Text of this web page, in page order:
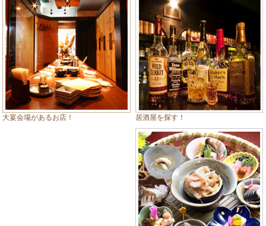
大宴会場があるお店！ 居酒屋を探す！